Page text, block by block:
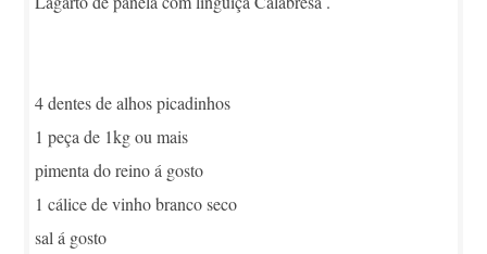
4 dentes de alhos picadinhos
1 peça de 1kg ou mais
pimenta do reino á gosto
1 cálice de vinho branco seco
sal á gosto